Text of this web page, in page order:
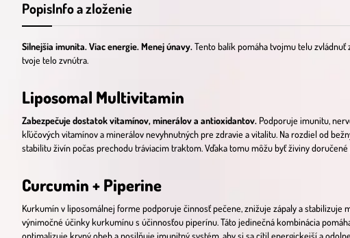
PopisInfo a zloženie
Silnejšia imunita. Viac energie. Menej únavy. Tento balík pomáha tvojmu telu
tvoje telo zvnútra.
Liposomal Multivitamin
Zabezpečuje dostatok vitamínov, minerálov a antioxidantov. Podporuje imunitu,
kľúčových vitamínov a minerálov nevyhnutných pre zdravie a vitalitu. Na rozdiel od
stabilitu živín počas prechodu tráviacim traktom. Vďaka tomu môžu byť živiny
Curcumin + Piperine
Kurkumín v liposomálnej forme podporuje činnosť pečene, znižuje zápaly a
výnimočné účinky kurkumínu s účinnosťou piperínu. Táto jedinečná kombinácia
optimalizuje krvný obeh a posilňuje imunitný systém, aby si sa cítil energickejší a